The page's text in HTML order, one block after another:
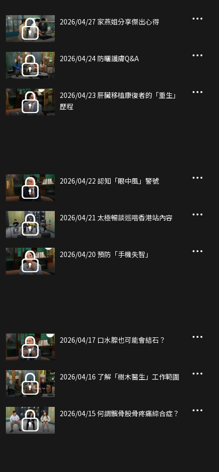
2026/04/27 家燕姐分享傑出心得
2026/04/24 防曬護膚Q&A
2026/04/23 肝臟移植康復者的「重生」
歷程
2026/04/22 認知「眼中風」警號
2026/04/21 太極暢談巡唱香港站內容
2026/04/20 預防「手機失智」
2026/04/17 口水腺也可能會結石？
2026/04/16 了解「樹木醫生」工作範圍
2026/04/15 何謂髕骨股骨疼痛綜合症？